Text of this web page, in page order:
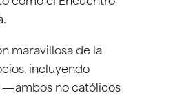
maravillosa de la
incluyendo
—ambos no católicos